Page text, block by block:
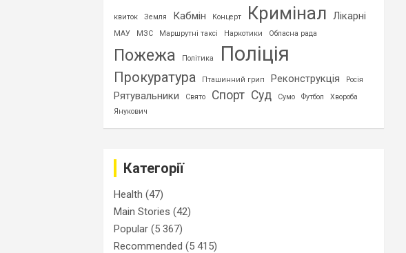
квиток Земля Кабмін Концерт Кримінал Лікарні
МАУ МЗС Маршрутні таксі Наркотики Обласна рада
Пожежа Політика Поліція
Прокуратура Пташинний грип Реконструкція Росія
Рятувальники Свято Спорт Суд Сумо Футбол
Хвороба
Янукович
Категорії
Health (47)
Main Stories (42)
Popular (5 367)
Recommended (5 415)